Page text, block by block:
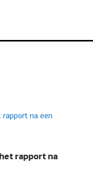
rapport na